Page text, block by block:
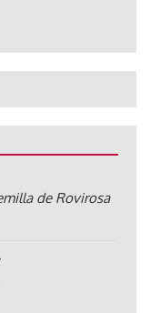
de Rovirosa